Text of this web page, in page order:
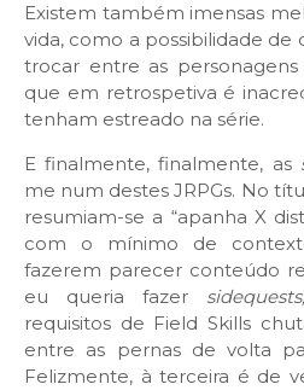
Existem também imensas
vida, como a possibilidade
trocar entre as
que em retrospetiva é
tenham estreado na série.
E finalmente, finalmente, as
me num destes JRPGs. No
resumiam-se a “apanha X
com o mínimo de
fazerem parecer conteúdo
eu queria fazer
requisitos de Field Skills
entre as pernas de volta
Felizmente, à terceira é de